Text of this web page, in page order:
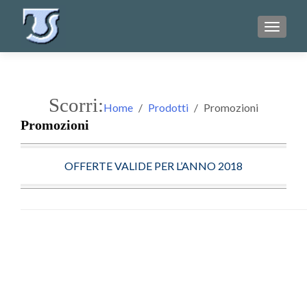
Scorri:Home Prodotti Promozioni
Promozioni
OFFERTE VALIDE PER L’ANNO 2018